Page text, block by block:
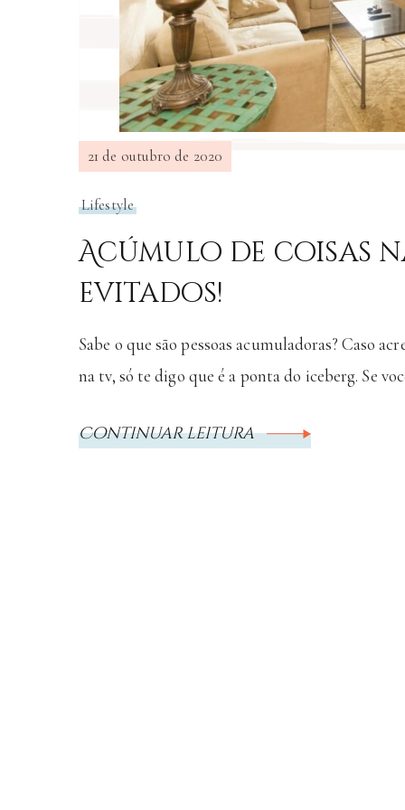
21 de outubro de 2020
Lifestyle
Acúmulo de coisas
evitados!
Sabe o que são pessoas acumuladoras? Caso
na tv, só te digo que é a ponta do iceberg. Se
Continuar leitura